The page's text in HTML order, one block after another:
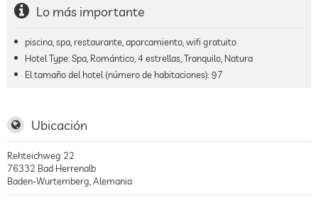
Lo más importante
piscina, spa, restaurante, aparcamiento, wifi gratuito
Hotel Type: Spa, Romántico, 4 estrellas, Tranquilo, Natura
El tamaño del hotel (número de habitaciones):97
Ubicación
Rehteichweg 22
76332 Bad Herrenalb
Baden-Wurtemberg Alemania